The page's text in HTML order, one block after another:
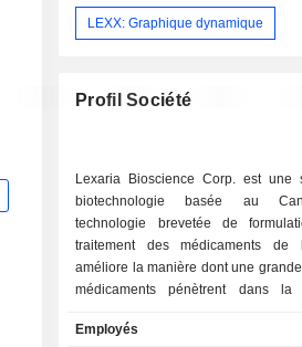
LEXX: Graphique dynamique
Profil Société
Lexaria Bioscience Corp. est une
biotechnologie basée au
technologie brevetée de
traitement des médicaments de
améliore la manière dont une
médicaments pénètrent dans la
DehydraTECH a également
Employés